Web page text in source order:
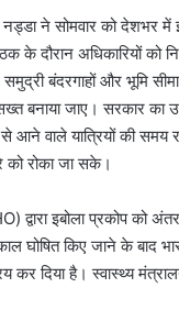
नड्डा ने सोमवार को देशभर में
के दौरान अधिकारियों को
बंदरगाहों और भूमि
बनाया जाए। सरकार का
से आने वाले यात्रियों की
रोका जा सके।
द्वारा इबोला प्रकोप को
घोषित किए जाने के बाद
कर दिया है। स्वास्थ्य